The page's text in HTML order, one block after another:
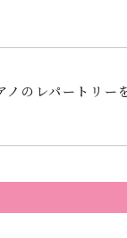
ノのレパートリー